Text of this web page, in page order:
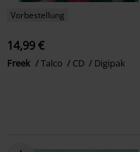
Vorbestellung
14,99 €
Freek Talco CD Digipak